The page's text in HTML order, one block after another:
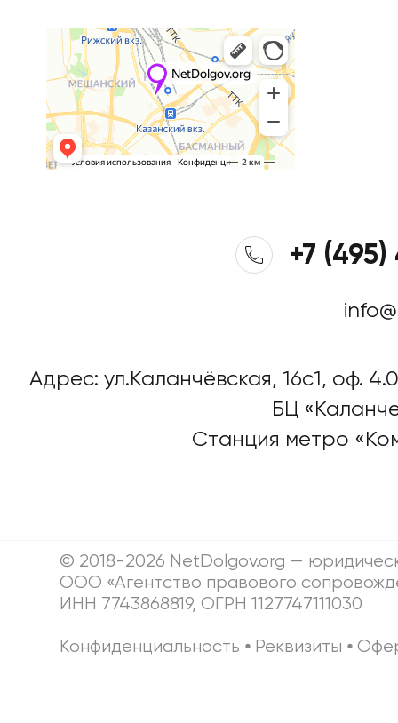
+7
Адрес: ул.Каланчёвская, 16c1, оф.
БЦ
Станция метро
© 2018-2026 NetDolgov.org —
ООО «Агентство правового
ИНН 7743868819, ОГРН 1127747111030
Конфиденциальность ⦁ Реквизиты ⦁